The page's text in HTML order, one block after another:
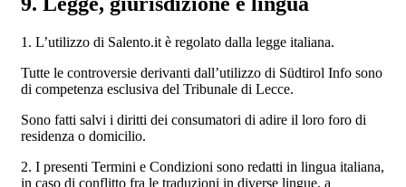
1. L’utilizzo di Salento.it è regolato dalla legge italiana.
Tutte le controversie derivanti dall’utilizzo di Südtirol Info sono
di competenza esclusiva del Tribunale di Lecce.
Sono fatti salvi i diritti dei consumatori di adire il loro foro di
residenza o domicilio.
2. I presenti Termini e Condizioni sono redatti in lingua italiana,
in caso di conflitto fra le traduzioni in diverse lingue, a